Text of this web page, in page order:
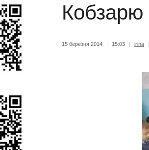
15 березня 2014 | 15:03 | irina